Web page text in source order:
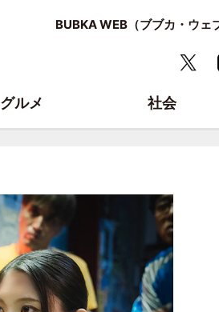
BUBKA WEB（ブブカ・ウェ
グルメ 社会